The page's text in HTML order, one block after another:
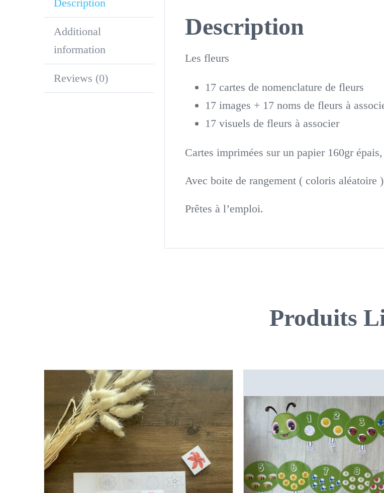
Description
Additional
information
Reviews (0)
Description
Les fleurs
17 cartes de nomenclature de fleurs
17 images + 17 noms de fleurs à
17 visuels de fleurs à associer
Cartes imprimées sur un papier 160gr
Avec boite de rangement ( coloris aléatoire )
Prêtes à l’emploi.
Produits